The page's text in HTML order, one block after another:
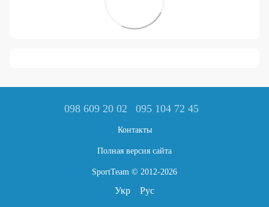
098 609 20 02 095 104 72 45
Контакты
Полная версия сайта
SportTeam © 2012-2026
Укр Рус